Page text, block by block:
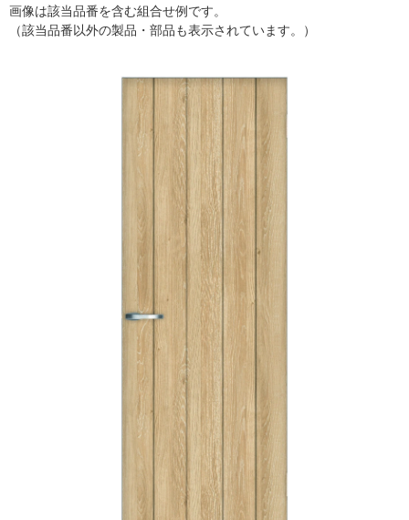
画像は該当品番を含む組合せ例です。
（該当品番以外の製品・部品も表示されています。）